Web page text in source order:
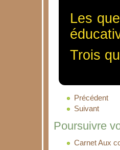
Les
Trois
Précédent
Suivant
Poursuivre
Carnet Aux